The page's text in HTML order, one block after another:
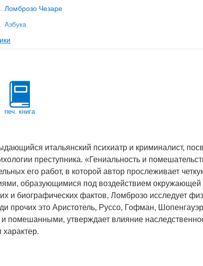
Ломброзо Чезаре
Азбука
115x179x13 мм
352
2017
печ. книга
итальянский психиатр и криминалист,
преступника. «Гениальность и
его работ, в которой автор прослеживает
образующимися под воздействием
и биографических фактов, Ломброзо исследует
прочих это Аристотель, Руссо, Гофман,
помешанными, утверждает влияние
характер.